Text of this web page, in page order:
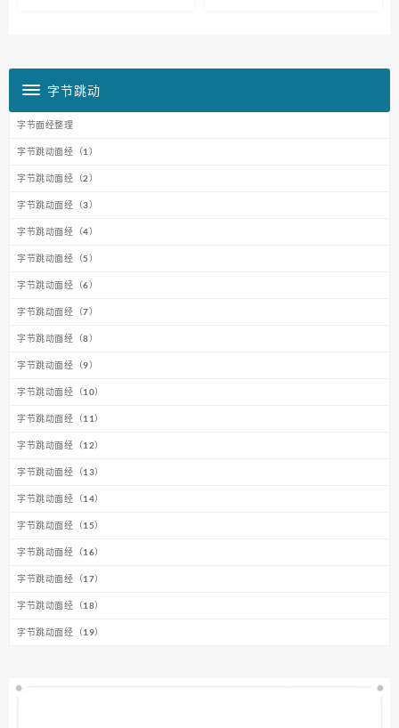
字节跳动
字节面经整理
字节跳动面经（1）
字节跳动面经（2）
字节跳动面经（3）
字节跳动面经（4）
字节跳动面经（5）
字节跳动面经（6）
字节跳动面经（7）
字节跳动面经（8）
字节跳动面经（9）
字节跳动面经（10）
字节跳动面经（11）
字节跳动面经（12）
字节跳动面经（13）
字节跳动面经（14）
字节跳动面经（15）
字节跳动面经（16）
字节跳动面经（17）
字节跳动面经（18）
字节跳动面经（19）